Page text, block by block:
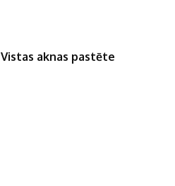
Vistas aknas pastēte